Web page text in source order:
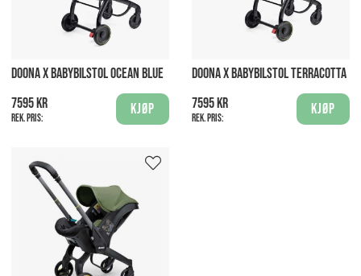
DOONA X BABYBILSTOL OCEAN BLUE
7595 kr
Rek. pris:
Kjøp
DOONA X BABYBILSTOL TERRACOTTA
7595 kr
Rek. pris:
Kjøp